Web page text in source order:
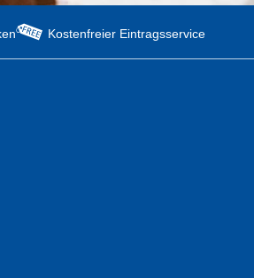
Kostenfreier Eintragsservice